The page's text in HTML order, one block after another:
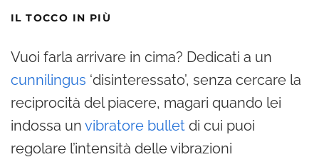
IL TOCCO IN PIÙ
Vuoi farla arrivare in cima? Dedicati a un
cunnilingus ‘disinteressato’, senza cercare la
reciprocità del piacere, magari quando lei
indossa un vibratore bullet di cui puoi
regolare l’intensità delle vibrazioni